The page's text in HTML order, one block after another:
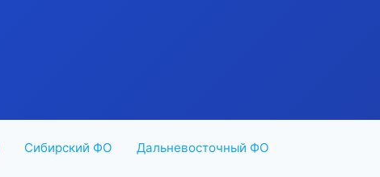
Сибирский ФО Дальневосточный ФО